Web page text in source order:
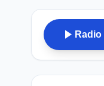
play_arrow